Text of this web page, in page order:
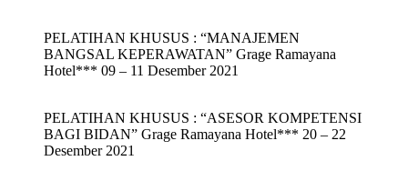
PELATIHAN KHUSUS : “MANAJEMEN
BANGSAL KEPERAWATAN” Grage Ramayana
Hotel*** 09 – 11 Desember 2021
PELATIHAN KHUSUS : “ASESOR KOMPETENSI
BAGI BIDAN” Grage Ramayana Hotel*** 20 – 22
Desember 2021